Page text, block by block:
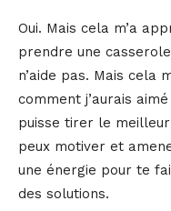
Oui. Mais cela m’a
prendre une
n’aide pas. Mais cela
comment j’aurais
puisse tirer le
peux motiver et
une énergie pour te
des solutions.